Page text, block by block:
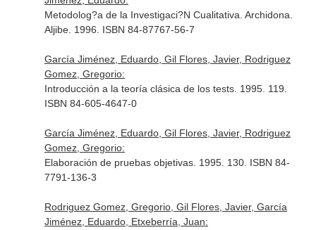
Metodolog?a de la Investigaci?N Cualitativa. Archidona.
Aljibe. 1996. ISBN 84-87767-56-7
García Jiménez, Eduardo, Gil Flores, Javier, Rodriguez
Gomez, Gregorio:
Introducción a la teoría clásica de los tests. 1995. 119.
ISBN 84-605-4647-0
García Jiménez, Eduardo, Gil Flores, Javier, Rodriguez
Gomez, Gregorio:
Elaboración de pruebas objetivas. 1995. 130. ISBN 84-
7791-136-3
Rodriguez Gomez, Gregorio, Gil Flores, Javier, García
Jiménez, Eduardo, Etxeberría, Juan: